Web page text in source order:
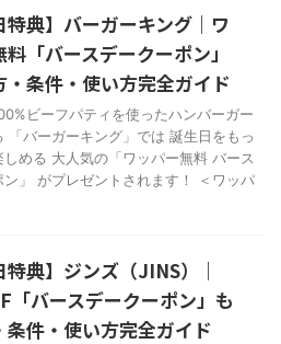
特典】バーガーキング｜ワ
「バースデークーポン」
・条件・使い方完全ガイド
ビーフパティを使ったハンバーガー
「バーガーキング」では 誕生日をもっ
しめる 大人気の「ワッパー無料 バース
ン」 がプレゼントされます！ ＜ワッパ
特典】ジンズ（JINS）｜
「バースデークーポン」も
条件・使い方完全ガイド